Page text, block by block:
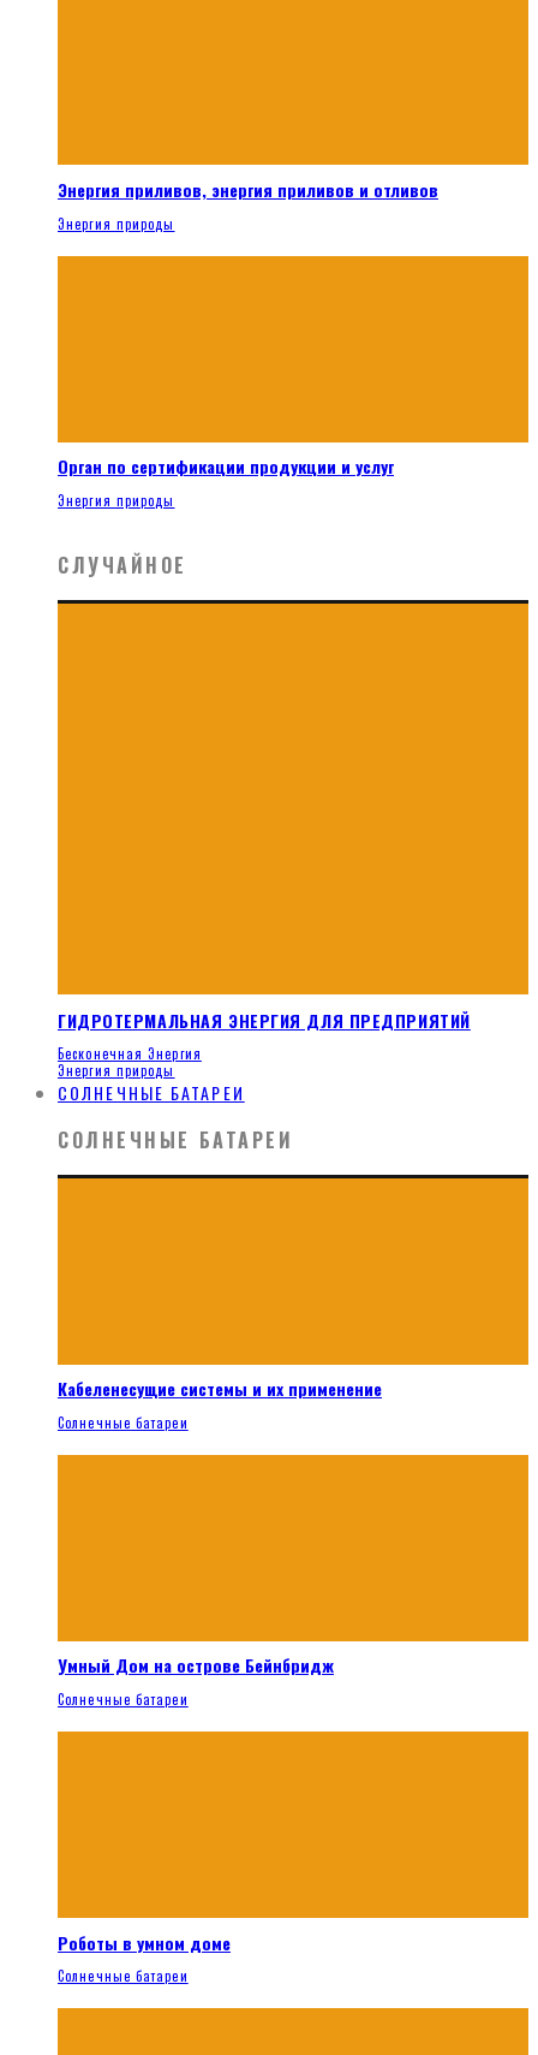
Энергия приливов, энергия приливов и отливов
Энергия природы
Орган по сертификации продукции и услуг
Энергия природы
СЛУЧАЙНОЕ
ГИДРОТЕРМАЛЬНАЯ ЭНЕРГИЯ ДЛЯ ПРЕДПРИЯТИЙ
Бесконечная Энергия
Энергия природы
СОЛНЕЧНЫЕ БАТАРЕИ
СОЛНЕЧНЫЕ БАТАРЕИ
Кабеленесущие системы и их применение
Солнечные батареи
Умный Дом на острове Бейнбридж
Солнечные батареи
Роботы в умном доме
Солнечные батареи